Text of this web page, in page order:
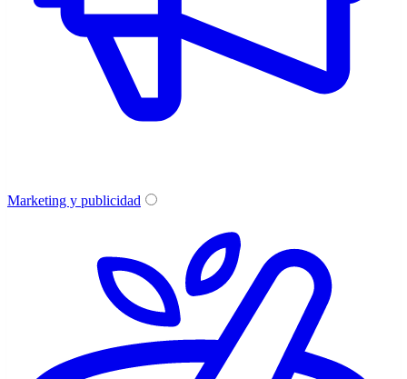
Marketing y publicidad